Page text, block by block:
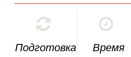
Подготовка
Время